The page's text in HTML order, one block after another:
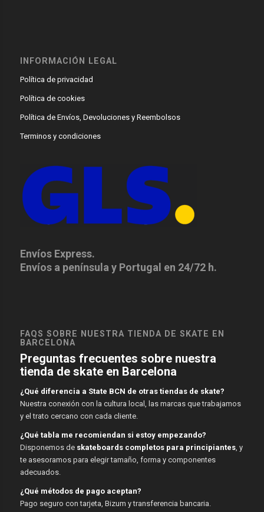
INFORMACIÓN LEGAL
Política de privacidad
Política de cookies
Política de Envíos, Devoluciones y Reembolsos
Terminos y condiciones
Envíos Express.
Envíos a península y Portugal en 24/72 h.
FAQS SOBRE NUESTRA TIENDA DE SKATE EN
BARCELONA
Preguntas frecuentes sobre nuestra
tienda de skate en Barcelona
¿Qué diferencia a State BCN de otras tiendas de skate?
Nuestra conexión con la cultura local, las marcas que trabajamos
y el trato cercano con cada cliente.
¿Qué tabla me recomiendan si estoy empezando?
Disponemos de skateboards completos para principiantes, y
te asesoramos para elegir tamaño, forma y componentes
adecuados.
¿Qué métodos de pago aceptan?
Pago seguro con tarjeta, Bizum y transferencia bancaria.